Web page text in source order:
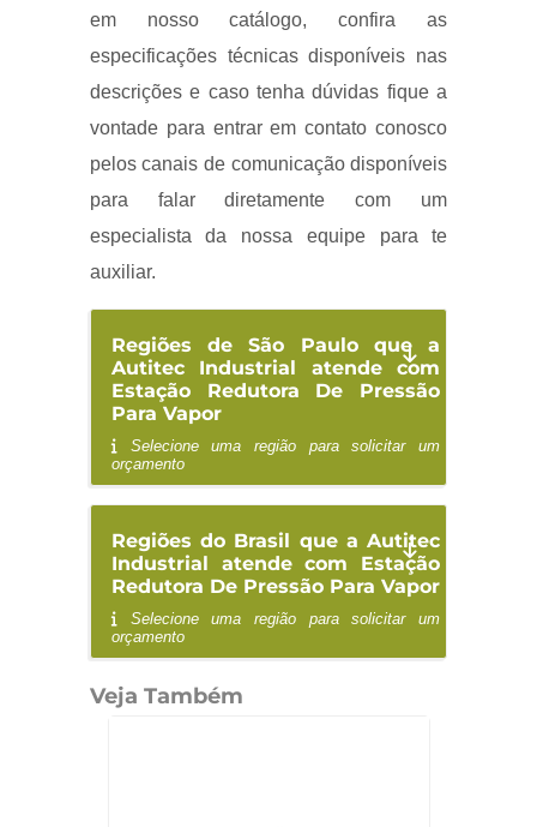
em nosso catálogo, confira as
especificações técnicas disponíveis nas
descrições e caso tenha dúvidas fique a
vontade para entrar em contato conosco
pelos canais de comunicação disponíveis
para falar diretamente com um
especialista da nossa equipe para te
auxiliar.
Regiões de São Paulo que a
Autitec Industrial atende com
Estação Redutora De Pressão
Para Vapor
Selecione uma região para solicitar um
orçamento
Regiões do Brasil que a Autitec
Industrial atende com Estação
Redutora De Pressão Para Vapor
Selecione uma região para solicitar um
orçamento
Veja Também